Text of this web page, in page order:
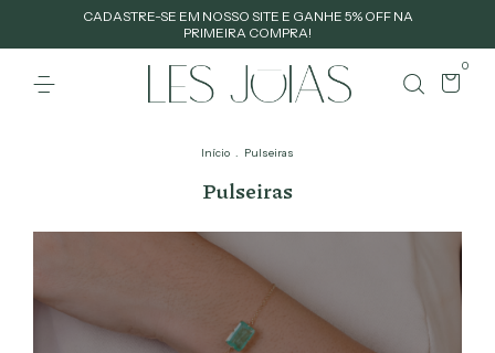
CADASTRE-SE EM NOSSO SITE E GANHE 5% OFF NA
PRIMEIRA COMPRA!
0
Início Pulseiras
Pulseiras